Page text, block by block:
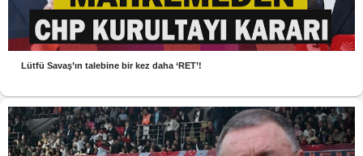
Lütfü Savaş’ın talebine bir kez daha ‘RET’!